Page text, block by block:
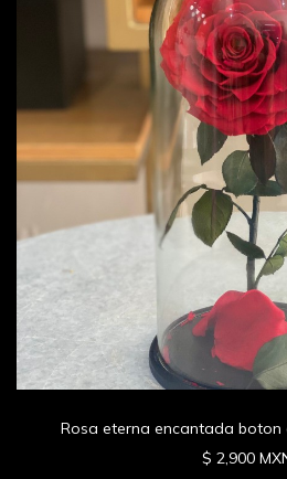
Rosa eterna encantada
$ 2,900